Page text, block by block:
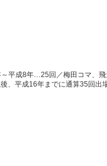
平成8年…25回／梅田コマ、
、平成16年までに通算35回出場